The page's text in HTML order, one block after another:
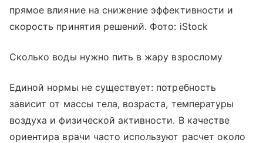
прямое влияние на снижение эффективности и
скорость принятия решений. Фото: iStock
Сколько воды нужно пить в жару взрослому
Единой нормы не существует: потребность
зависит от массы тела, возраста, температуры
воздуха и физической активности. В качестве
ориентира врачи часто используют расчет около